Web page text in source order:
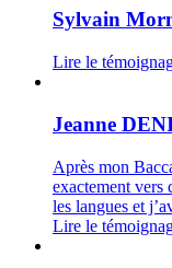
Sylvain
Lire le
Jeanne
Après mon
exactement vers
les langues et
Lire le